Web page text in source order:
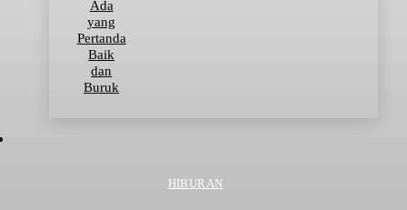
Ada
yang
Pertanda
Baik
dan
Buruk
HIBURAN